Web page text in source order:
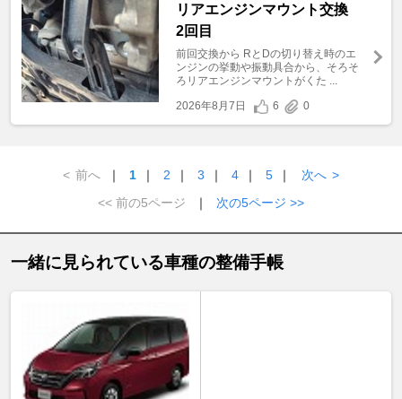
リアエンジンマウント交換
2回目
前回交換から RとDの切り替え時のエ
ンジンの挙動や振動具合から、そろそ
ろリアエンジンマウントがくた ...
2026年8月7日
6 0
< 前へ ｜ 1 ｜ 2 ｜ 3 ｜ 4 ｜ 5 ｜ 次へ >
<< 前の5ページ
｜ 次の5ページ >>
一緒に見られている車種の整備手帳